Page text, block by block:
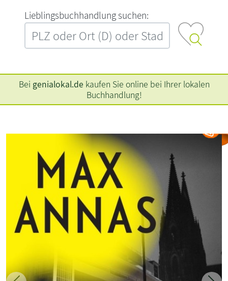
L‍i‍e‍b‍l‍i‍n‍g‍s‍b‍u‍c‍h‍h‍a‍n‍d‍l‍u‍n‍g‍ ‍s‍u‍c‍h‍e‍n‍:‍
Bei genialokal.de kaufen Sie online bei Ihrer lokalen
Buchhandlung!